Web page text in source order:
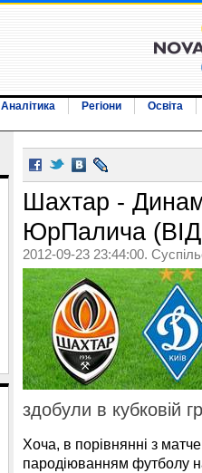
Аналітика Регіони
Освіта
Шахтар -
ЮрПалича
2012-09-23 23:44:00.
здобули в кубковій
Хоча, в порівнянні з
пародіюванням футболу